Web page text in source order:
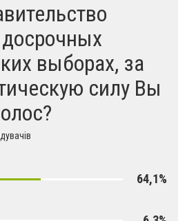
выборах, за
силу Вы
64,1%